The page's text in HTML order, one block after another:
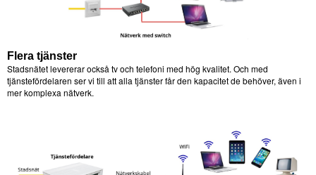
Flera tjänster
Stadsnätet levererar också tv och telefoni med hög kvalitet. Och med
tjänstefördelaren ser vi till att alla tjänster får den kapacitet de behöver, även i
mer komplexa nätverk.